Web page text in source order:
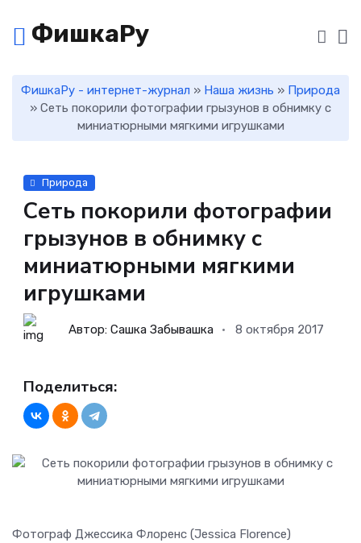
ФишкаРу
ФишкаРу - интернет-журнал » Наша жизнь » Природа
» Сеть покорили фотографии грызунов в обнимку с
миниатюрными мягкими игрушками
Природа
Сеть покорили фотографии
грызунов в обнимку с
миниатюрными мягкими
игрушками
Автор: Сашка Забывашка 8 октября 2017
Поделиться:
Фотограф Джессика Флоренс (Jessica Florence)